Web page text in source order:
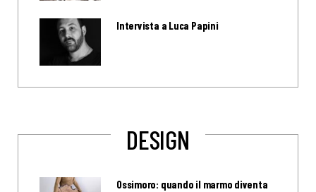
Intervista a Luca Papini
DESIGN
Ossimoro: quando il marmo diventa